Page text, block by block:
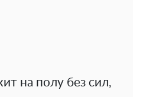
на полу без сил,